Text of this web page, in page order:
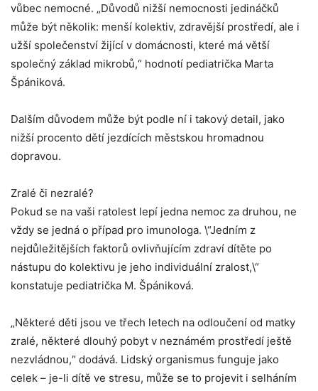
vůbec nemocné. „Důvodů nižší nemocnosti jedináčků
může být několik: menší kolektiv, zdravější prostředí, ale i
užší společenství žijící v domácnosti, které má větší
společný základ mikrobů,“ hodnotí pediatrička Marta
Špániková.
Dalším důvodem může být podle ní i takový detail, jako
nižší procento dětí jezdících městskou hromadnou
dopravou.
Zralé či nezralé?
Pokud se na vaši ratolest lepí jedna nemoc za druhou, ne
vždy se jedná o případ pro imunologa. \“Jedním z
nejdůležitějších faktorů ovlivňujícím zdraví dítěte po
nástupu do kolektivu je jeho individuální zralost,\“
konstatuje pediatrička M. Špániková.
„Některé děti jsou ve třech letech na odloučení od matky
zralé, některé dlouhý pobyt v neznámém prostředí ještě
nezvládnou,“ dodává. Lidský organismus funguje jako
celek – je-li dítě ve stresu, může se to projevit i selháním